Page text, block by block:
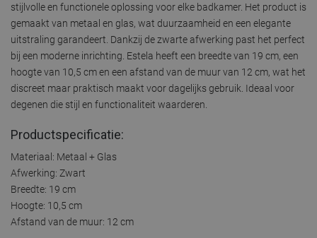
stijlvolle en functionele oplossing voor elke badkamer. Het product is
gemaakt van metaal en glas, wat duurzaamheid en een elegante
uitstraling garandeert. Dankzij de zwarte afwerking past het perfect
bij een moderne inrichting. Estela heeft een breedte van 19 cm, een
hoogte van 10,5 cm en een afstand van de muur van 12 cm, wat het
discreet maar praktisch maakt voor dagelijks gebruik. Ideaal voor
degenen die stijl en functionaliteit waarderen.
Productspecificatie:
Materiaal: Metaal + Glas
Afwerking: Zwart
Breedte: 19 cm
Hoogte: 10,5 cm
Afstand van de muur: 12 cm